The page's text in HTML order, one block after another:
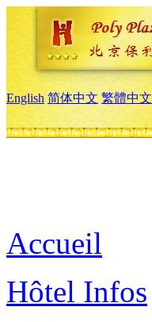
English 简体中文 繁體中文
Accueil
Hôtel Infos